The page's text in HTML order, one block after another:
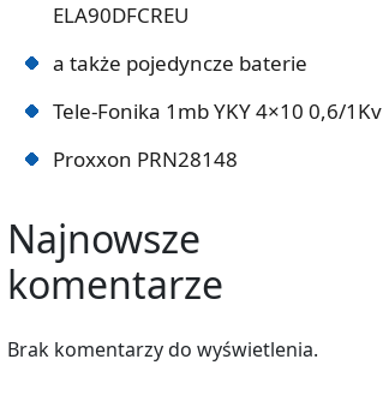
ELA90DFCREU
a także pojedyncze baterie
Tele-Fonika 1mb YKY 4×10 0,6/1Kv
Proxxon PRN28148
Najnowsze
komentarze
Brak komentarzy do wyświetlenia.